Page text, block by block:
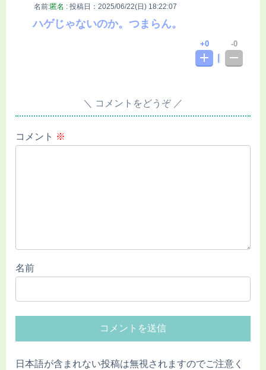
名前:匿名 : 投稿日：2025/06/22(日) 18:22:07
ハゲじゃないのか。つまらん。
0 0
コメントをどうぞ
コメント ※
名前
日本語が含まれない投稿は無視されますのでご注意く